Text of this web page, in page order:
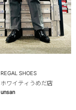
REGAL SHOES
ホワイティうめだ店
unsan